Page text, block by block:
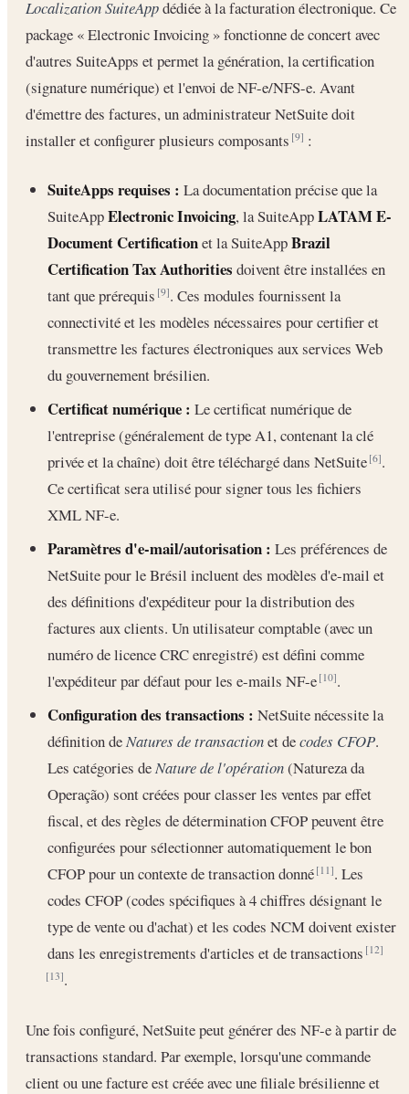
Localization SuiteAppdédiée à la facturation électronique. Ce
package « Electronic Invoicing » fonctionne de concert avec
d'autres SuiteApps et permet la génération, la certification
(signature numérique) et l'envoi de NF-e/NFS-e. Avant
d'émettre des factures, un administrateur NetSuite doit
installer et configurer plusieurs composants[9] :
SuiteApps requises : La documentation précise que la
SuiteAppElectronic Invoicing, la SuiteAppLATAM E-
Document Certificationet la SuiteAppBrazil
Certification Tax Authorities doivent être installées en
tant que prérequis[9]. Ces modules fournissent la
connectivité et les modèles nécessaires pour certifier et
transmettre les factures électroniques aux services Web
du gouvernement brésilien.
Certificat numérique : Le certificat numérique de
l'entreprise (généralement de type A1, contenant la clé
privée et la chaîne) doit être téléchargé dans NetSuite[6].
Ce certificat sera utilisé pour signer tous les fichiers
XML NF-e.
Paramètres d'e-mail/autorisation : Les préférences de
NetSuite pour le Brésil incluent des modèles d'e-mail et
des définitions d'expéditeur pour la distribution des
factures aux clients. Un utilisateur comptable (avec un
numéro de licence CRC enregistré) est défini comme
l'expéditeur par défaut pour les e-mails NF-e[10].
Configuration des transactions : NetSuite nécessite la
définition deNatures de transactionet decodes CFOP.
Les catégories deNature de l'opération(Natureza da
Operação) sont créées pour classer les ventes par effet
fiscal, et des règles de détermination CFOP peuvent être
configurées pour sélectionner automatiquement le bon
CFOP pour un contexte de transaction donné[11]. Les
codes CFOP (codes spécifiques à 4 chiffres désignant le
type de vente ou d'achat) et les codes NCM doivent exister
dans les enregistrements d'articles et de transactions[12]
[13].
Une fois configuré, NetSuite peut générer des NF-e à partir de
transactions standard. Par exemple, lorsqu'une commande
client ou une facture est créée avec une filiale brésilienne et